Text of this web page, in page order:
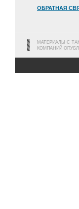
ОБРАТНАЯ
МАТЕРИАЛЫ С
КОМПАНИЙ